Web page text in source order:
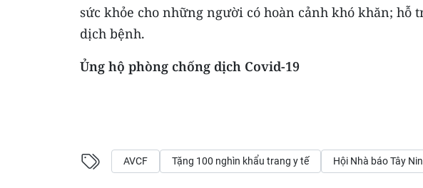
sức khỏe cho những người có hoàn cảnh khó khăn;
dịch bệnh.
Ủng hộ phòng chống dịch Covid-19
AVCF Tặng 100 nghìn khẩu trang y tế Hội Nhà báo Tây